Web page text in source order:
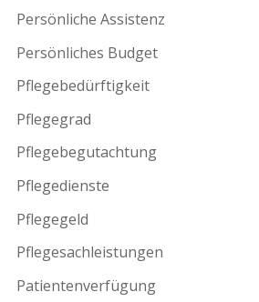
Persönliche Assistenz
Persönliches Budget
Pflegebedürftigkeit
Pflegegrad
Pflegebegutachtung
Pflegedienste
Pflegegeld
Pflegesachleistungen
Patientenverfügung